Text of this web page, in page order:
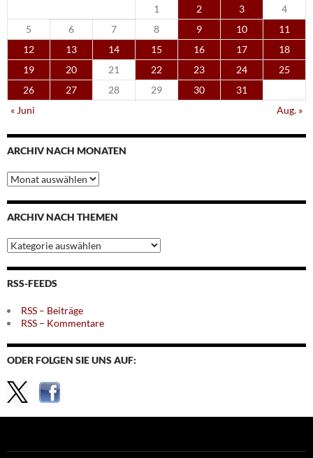
1
2 3
4
5
6 7 8 9 10
11
12
13 14 15 16 17
18
19
20 21 22 23 24
25
26
27 28 29 30
31
« Juni
Aug. »
ARCHIV NACH MONATEN
Archiv
nach
Monaten
ARCHIV NACH THEMEN
Archiv
nach
Themen
RSS-FEEDS
RSS – Beiträge
RSS – Kommentare
ODER FOLGEN SIE UNS AUF: